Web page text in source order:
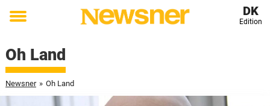
Toggle
DK
Edition
Oh Land
Newsner » Oh Land